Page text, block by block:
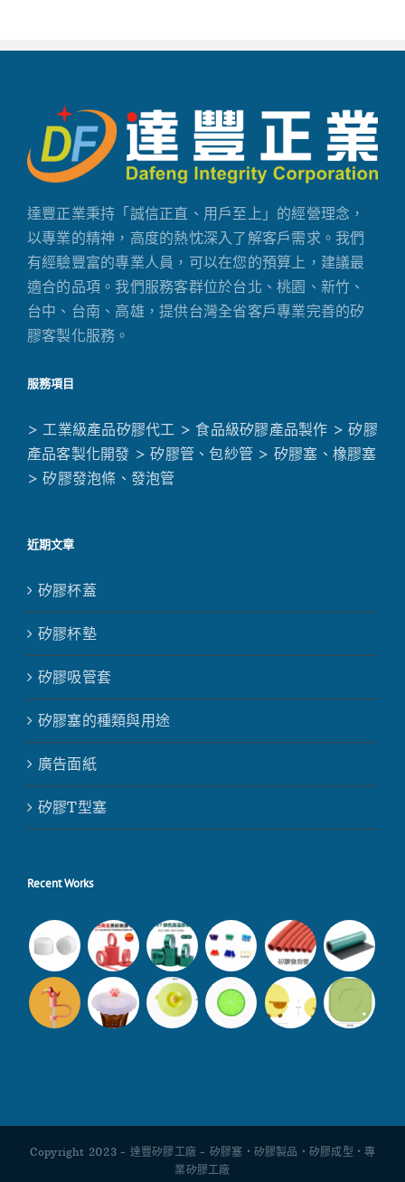
達豐正業秉持「誠信正直、用戶至上」的經營理念，
以專業的精神，高度的熱忱深入了解客戶需求。我們
有經驗豐富的專業人員，可以在您的預算上，建議最
適合的品項。我們服務客群位於台北、桃園、新竹、
台中、台南、高雄，提供台灣全省客戶專業完善的矽
膠客製化服務。
服務項目
> 工業級產品矽膠代工 > 食品級矽膠產品製作 > 矽膠
產品客製化開發 > 矽膠管、包紗管 > 矽膠塞、橡膠塞
> 矽膠發泡條、發泡管
近期文章
矽膠杯蓋
矽膠杯墊
矽膠吸管套
矽膠塞的種類與用途
廣告面紙
矽膠T型塞
Recent Works
Copyright 2023 - 達豐矽膠工廠 - 矽膠塞・矽膠製品・矽膠成型・專
業矽膠工廠